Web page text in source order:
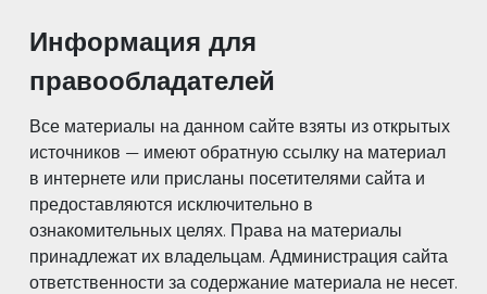
Информация для
правообладателей
Все материалы на данном сайте взяты из открытых
источников — имеют обратную ссылку на материал
в интернете или присланы посетителями сайта и
предоставляются исключительно в
ознакомительных целях. Права на материалы
принадлежат их владельцам. Администрация сайта
ответственности за содержание материала не несет.